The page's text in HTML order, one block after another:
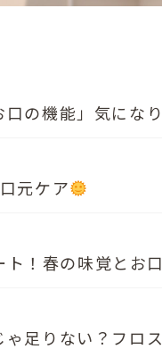
の機能」気にな
元ケア
ト！春の味覚とお
ゃ足りない？フロ